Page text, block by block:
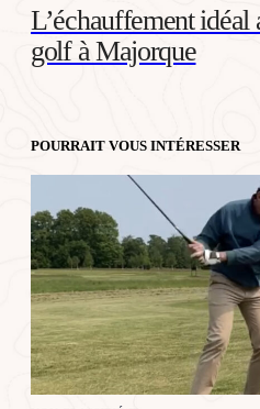
L’échauffement idéal
golf à Majorque
POURRAIT VOUS INTÉRESSER